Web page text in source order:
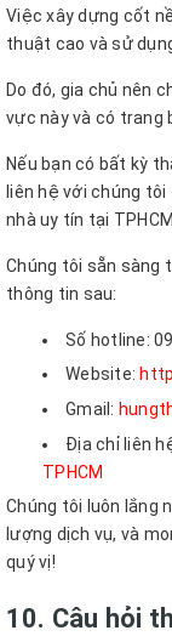
Việc xây dựng cốt
thuật cao và sử
Do đó, gia chủ nên
vực này và có trang
Nếu bạn có bất kỳ
liên hệ với chúng
nhà uy tín tại TPHCM.
Chúng tôi sẵn sàng
thông tin sau:
Số hotline:
Website:
Gmail:
Địa chỉ liên
TPHCM
Chúng tôi luôn lắng
lượng dịch vụ, và
quý vị!
10. Câu hỏi